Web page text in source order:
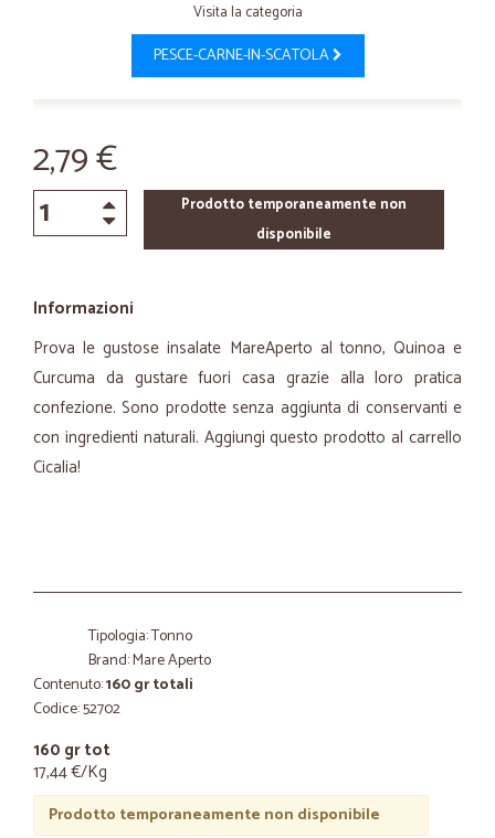
Visita la categoria
PESCE-CARNE-IN-SCATOLA
2,79 €
Prodotto temporaneamente non
disponibile
Informazioni
Prova le gustose insalate MareAperto al tonno, Quinoa e
Curcuma da gustare fuori casa grazie alla loro pratica
confezione. Sono prodotte senza aggiunta di conservanti e
con ingredienti naturali. Aggiungi questo prodotto al carrello
Cicalia!
Tipologia: Tonno
Brand: Mare Aperto
Contenuto:160 gr totali
Codice: 52702
160 gr tot
17,44 €/Kg
Prodotto temporaneamente non disponibile